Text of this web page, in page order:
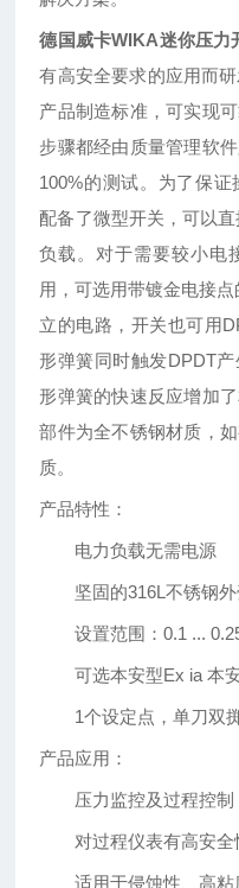
德国威卡WIKA迷你压力
有高安全要求的应用而
产品制造标准，可实现
步骤都经由质量管理软
100%的测试。为了保
配备了微型开关，可以
负载。对于需要较小电
用，可选用带镀金电接
立的电路，开关也可用
形弹簧同时触发DPDT
形弹簧的快速反应增加
部件为全不锈钢材质，
质。
产品特性：
电力负载无需电源
坚固的316L不锈钢
设置范围：0.1 ...
可选本安型Ex ia 本
1个设定点，单刀双
产品应用：
压力监控及过程控制
对过程仪表有高安
适用于侵蚀性、高